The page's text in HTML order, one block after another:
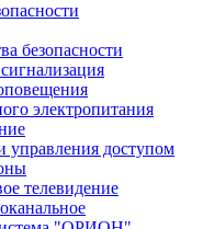
безопасности
электропитания
управления доступом
телевидение